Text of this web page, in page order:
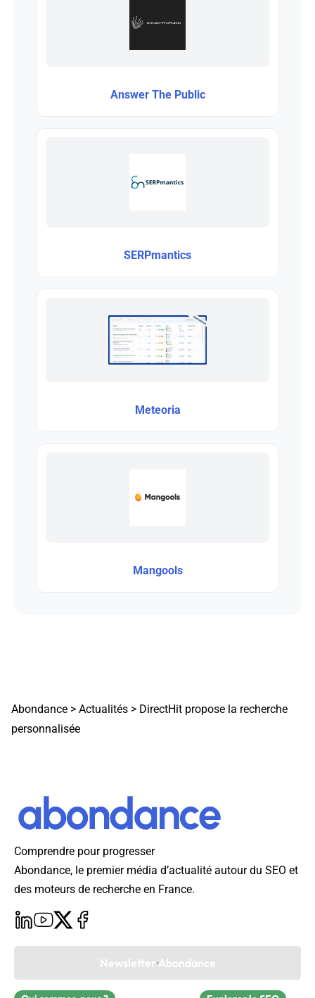
Answer The Public
SERPmantics
Meteoria
Mangools
Abondance > Actualités > DirectHit propose la recherche
personnalisée
Comprendre pour progresser
Abondance, le premier média d’actualité autour du SEO et
des moteurs de recherche en France.
Newsletter Abondance